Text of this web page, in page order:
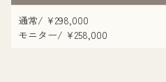
通常/ ¥298,000
モニター/ ¥258,000